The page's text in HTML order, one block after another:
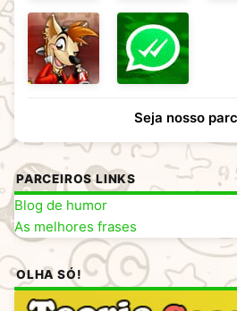
Seja nosso
PARCEIROS LINKS
Blog de humor
As melhores frases
OLHA SÓ!